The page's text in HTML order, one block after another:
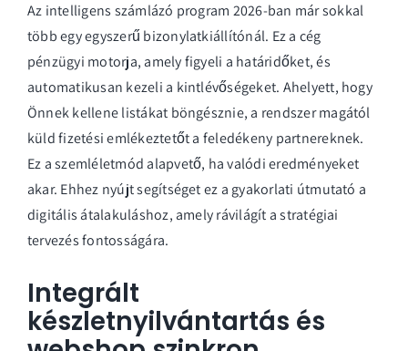
Az intelligens számlázó program 2026-ban már sokkal
több egy egyszerű bizonylatkiállítónál. Ez a cég
pénzügyi motorja, amely figyeli a határidőket, és
automatikusan kezeli a kintlévőségeket. Ahelyett, hogy
Önnek kellene listákat böngésznie, a rendszer magától
küld fizetési emlékeztetőt a feledékeny partnereknek.
Ez a szemléletmód alapvető, ha valódi eredményeket
akar. Ehhez nyújt segítséget ez a gyakorlati útmutató a
digitális átalakuláshoz, amely rávilágít a stratégiai
tervezés fontosságára.
Integrált
készletnyilvántartás és